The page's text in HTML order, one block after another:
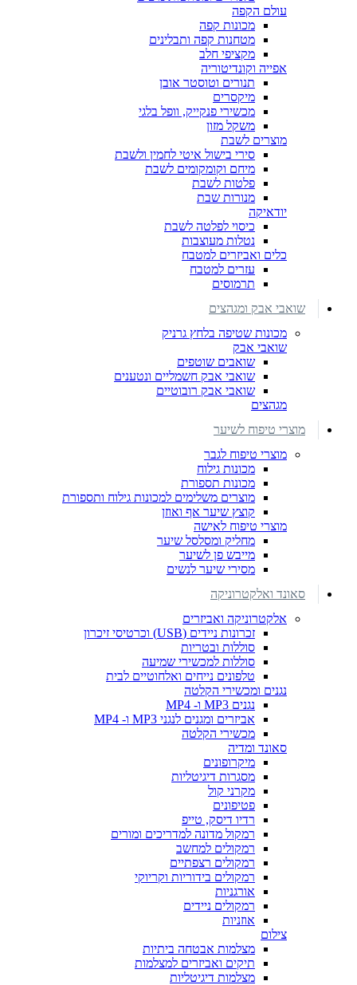
עולם הקפה
מכונות קפה
מטחנות קפה ותבלינים
מקציפי חלב
אפייה וקונדיטוריה
תנורים וטוסטר אובן
מיקסרים
מכשירי פנקייק, וופל בלגי
משקל מזון
מוצרים לשבת
סירי בישול איטי לחמין ולשבת
מיחם וקומקומים לשבת
פלטות לשבת
מנורות שבת
יודאיקה
כיסוי לפלטה לשבת
נטלות מעוצבות
כלים ואביזרים למטבח
עזרים למטבח
תרמוסים
שואבי אבק ומגהצים
מכונות שטיפה בלחץ גרניק
שואבי אבק
שואבים שוטפים
שואבי אבק חשמליים ונטענים
שואבי אבק רובוטיים
מגהצים
מוצרי טיפוח לשיער
מוצרי טיפוח לגבר
מכונות גילוח
מכונות תספורת
מוצרים משלימים למכונות גילוח ותספורת
קוצץ שיער אף ואוזן
מוצרי טיפוח לאישה
מחליק ומסלסל שיער
מייבש פן לשיער
מסירי שיער לנשים
סאונד ואלקטרוניקה
אלקטרוניקה ואביזרים
זכרונות ניידים (USB) וכרטיסי זיכרון
סוללות ובטריות
סוללות למכשירי שמיעה
טלפונים נייחים ואלחוטיים לבית
נגנים ומכשירי הקלטה
נגנים MP3 ו- MP4
אביזרים ומגנים לנגני MP3 ו- MP4
מכשירי הקלטה
סאונד ומדיה
מיקרופונים
מסגרות דיגיטליות
מקרני קול
פטיפונים
רדיו דיסק, טייפ
רמקול מדונה למדריכים ומורים
רמקולים למחשב
רמקולים רצפתיים
רמקולים בידוריות וקריוקי
אורגניות
רמקולים ניידים
אוזניות
צילום
מצלמות אבטחה ביתיות
תיקים ואביזרים למצלמות
מצלמות דיגיטליות